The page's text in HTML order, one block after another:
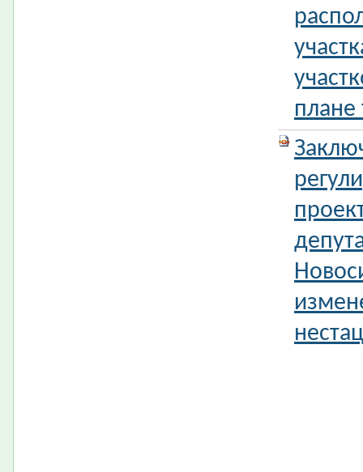
плане